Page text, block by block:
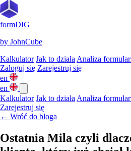
formDIG
by JohnCube
Kalkulator Jak to działa Analiza
Zaloguj się Zarejestruj się
en
en
Kalkulator Jak to działa Analiza
Zarejestruj się
← Wróć do bloga
Ostatnia Mila czyli